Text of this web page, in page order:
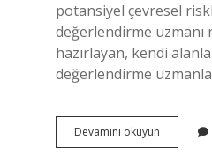
potansiyel çevresel
değerlendirme
hazırlayan, kendi
değerlendirme
Devamını okuyun Çevresel
Risk